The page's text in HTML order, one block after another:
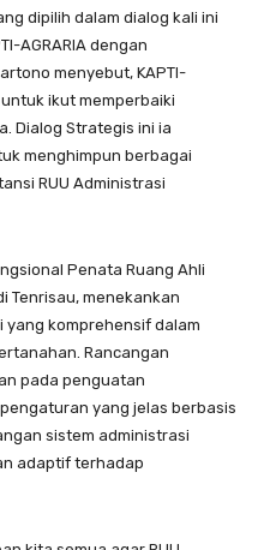
dipilih dalam dialog kali ini
AGRARIA dengan
menyebut, KAPTI-
ikut memperbaiki
Dialog Strategis ini ia
menghimpun berbagai
RUU Administrasi
Penata Ruang Ahli
Tenrisau, menekankan
komprehensif dalam
Rancangan
pada penguatan
yang jelas berbasis
sistem administrasi
adaptif terhadap